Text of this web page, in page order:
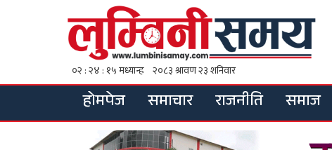
होमपेज समाचार राजनीति समाज